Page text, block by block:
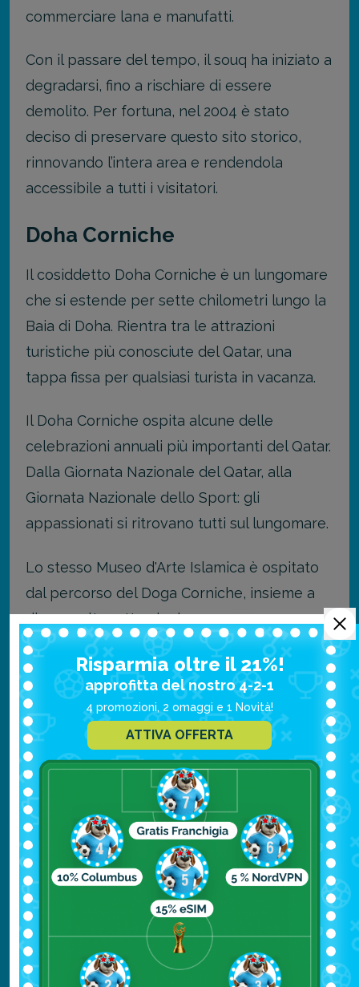
commerciare lana e manufatti.
Con il passare del tempo, il souq ha iniziato a
degradarsi, fino a rischiare di essere
demolito. Per fortuna, nel 2004 è stato
deciso di preservare questo sito storico,
rinnovando l’intera area e rendendola
accessibile a tutti i visitatori.
Doha Corniche
Il cosiddetto Doha Corniche è un lungomare
che si estende per sette chilometri lungo la
Baia di Doha. Rientra tra le attrazioni
turistiche più conosciute del Qatar, una
tappa fissa per qualsiasi turista in vacanza.
Il Doha Corniche ospita alcune delle
celebrazioni annuali più importanti del Qatar.
Dalla Giornata Nazionale del Qatar, alla
Giornata Nazionale dello Sport: gli
appassionati si ritrovano tutti sul lungomare.
Lo stesso Museo d'Arte Islamica è ospitato
dal percorso del Doga Corniche, insieme a
diverse altre attrazioni.
Tra le tante, bisogna necessariamente citare
il Sheraton Park, vicino al caratteristico
Sheraton Doha Resort & Convention Hotel,
un hotel famosissimo a forma di piramide.
Mathaf: Arab Museum of
Modern Art
Il Mathaf (Arab Museum of Modern Art),
ospita una spettacolare collezione di arte
moderna e contemporanea, dedicata al
mondo arabo e alle sue connessioni culturali
con il mondo esterno.
Risparmia oltre il 21%!
approfitta del nostro 4-2-1
4 promozioni, 2 omaggi e 1 Novità!
ATTIVA OFFERTA